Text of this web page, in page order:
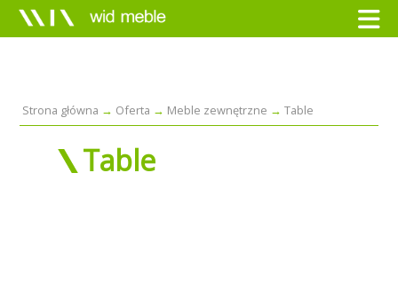
Strona główna Oferta Meble zewnętrzne Table
Table